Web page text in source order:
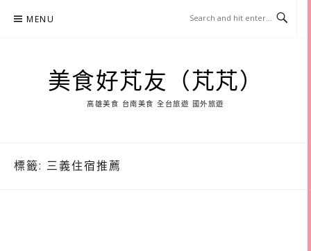
MENU
美食好芃友（芃芃）
高雄美食 台南美食 全台旅遊 國外旅遊
標籤: 三義住宿推薦